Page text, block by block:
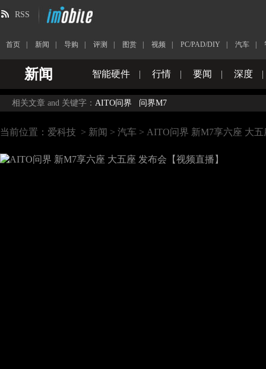
RSS
首页 新闻 导购 评测 图赏 视频 PC/PAD/DIY 汽车
新闻 智能硬件 | 行情 | 要闻 | 深度 |
相关文章 and 关键字： AITO问界 问界M7
当前位置： 爱科技 > 新闻 > 汽车 > AITO问界 新M7享六座 大